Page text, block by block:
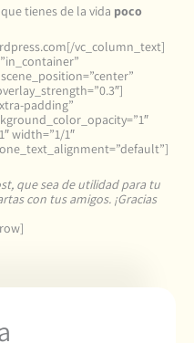
que tienes de la vida poco
vc_column_text]
padding”
width=”1/1″
que sea de utilidad para tu
con tus amigos. ¡Gracias